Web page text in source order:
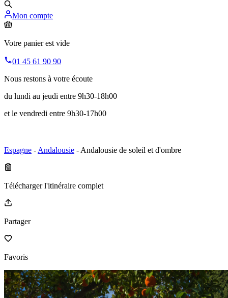
Mon compte
Votre panier est vide
01 45 61 90 90
Nous restons à votre écoute
du lundi au jeudi entre 9h30-18h00
et le vendredi entre 9h30-17h00
Espagne - Andalousie - Andalousie de soleil et d'ombre
Télécharger l'itinéraire complet
Partager
Favoris